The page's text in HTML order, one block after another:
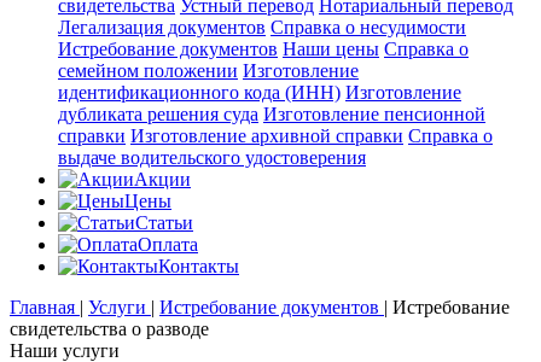
свидетельства Устный перевод Нотариальный перевод
Легализация документов Справка о несудимости
Истребование документов Наши цены Справка о
семейном положении Изготовление
идентификационного кода (ИНН) Изготовление
дубликата решения суда Изготовление пенсионной
справки Изготовление архивной справки Справка о
выдаче водительского удостоверения
Акции
Цены
Статьи
Оплата
Контакты
Главная | Услуги | Истребование документов | Истребование
свидетельства о разводе
Наши услуги